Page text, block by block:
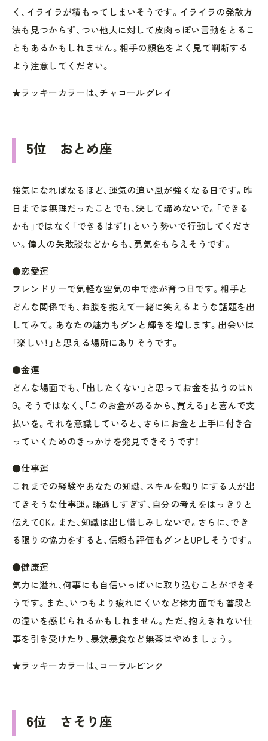
く、イライラが積もってしまいそうです。イライラの発散方
法も見つからず、つい他人に対して皮肉っぽい言動をとるこ
ともあるかもしれません。相手の顔色をよく見て判断する
よう注意してください。
★ラッキーカラーは、チャコールグレイ
5位 おとめ座
強気になればなるほど、運気の追い風が強くなる日です。昨
日までは無理だったことでも、決して諦めないで。「できる
かも」ではなく「できるはず！」という勢いで行動してくださ
い。偉人の失敗談などからも、勇気をもらえそうです。
●恋愛運
フレンドリーで気軽な空気の中で恋が育つ日です。相手と
どんな関係でも、お腹を抱えて一緒に笑えるような話題を出
してみて。あなたの魅力もグンと輝きを増します。出会いは
「楽しい！」と思える場所にありそうです。
●金運
どんな場面でも、「出したくない」と思ってお金を払うのはN
G。そうではなく、「このお金があるから、買える」と喜んで支
払いを。それを意識していると、さらにお金と上手に付き合
っていくためのきっかけを発見できそうです！
●仕事運
これまでの経験やあなたの知識、スキルを頼りにする人が出
てきそうな仕事運。謙遜しすぎず、自分の考えをはっきりと
伝えてOK。また、知識は出し惜しみしないで。さらに、でき
る限りの協力をすると、信頼も評価もグンとUPしそうです。
●健康運
気力に溢れ、何事にも自信いっぱいに取り込むことができそ
うです。また、いつもより疲れにくいなど体力面でも普段と
の違いを感じられるかもしれません。ただ、抱えきれない仕
事を引き受けたり、暴飲暴食など無茶はやめましょう。
★ラッキーカラーは、コーラルピンク
6位 さそり座